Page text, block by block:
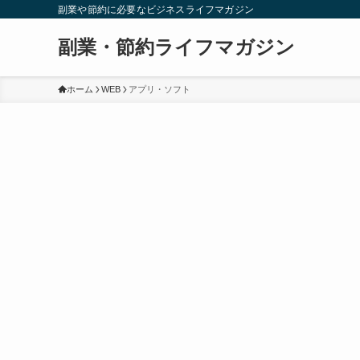
副業や節約に必要なビジネスライフマガジン
副業・節約ライフマガジン
ホーム WEB アプリ・ソフト